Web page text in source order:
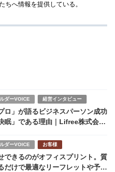
ちへ情報を提供している。
ダーVOICE 経営インタビュー
ロ」が語るビジネスパーソン成功
眠」である理由｜Lifree株式会社
ダーVOICE お客様
できるのがオフィスプリント。質
だけで最適なリーフレットや予約